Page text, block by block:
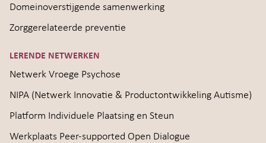
Domeinoverstijgende samenwerking
Zorggerelateerde preventie
LERENDE NETWERKEN
Netwerk Vroege Psychose
NIPA (Netwerk Innovatie & Productontwikkeling Autisme)
Platform Individuele Plaatsing en Steun
Werkplaats Peer-supported Open Dialogue